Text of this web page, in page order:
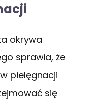
okrywa
sprawia, że
pielęgnacji
się